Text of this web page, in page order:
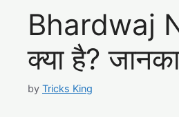
Bhardwaj
क्या है?
by Tricks King